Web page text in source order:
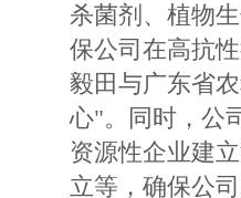
杀菌剂、植物
保公司在高抗
毅田与广东省
心"。同时，公
资源性企业建
立等，确保公